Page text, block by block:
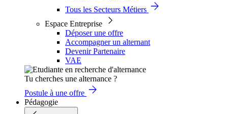
Tous les Secteurs Métiers
Espace Entreprise
Déposer une offre
Accompagner un alternant
Devenir Partenaire
VAE
Tu cherches une alternance ?
Postule à une offre
Pédagogie